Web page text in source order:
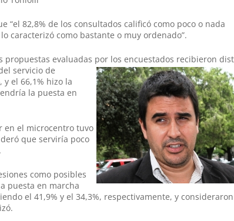
“el 82,8% de los consultados calificó como poco o nada
caracterizó como bastante o muy ordenado”.
evaluadas por los encuestados recibieron
servicio de
el 66,1% hizo la
la puesta en
en el microcentro tuvo
que serviría poco
como posibles
puesta en marcha
el 41,9% y el 34,3%, respectivamente, y